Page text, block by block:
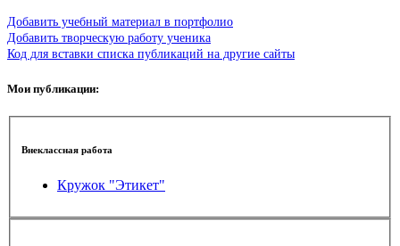
Добавить учебный материал в портфолио
Добавить творческую работу ученика
Код для вставки списка публикаций на другие сайты
Мои публикации:
Внеклассная работа
Кружок "Этикет"